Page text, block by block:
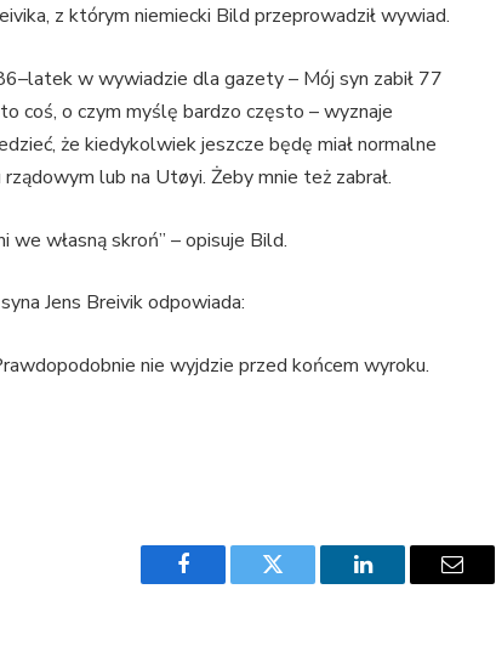
z którym niemiecki Bild przeprowadził wywiad.
w wywiadzie dla gazety – Mój syn zabił 77
coś, o czym myślę bardzo często – wyznaje
że kiedykolwiek jeszcze będę miał normalne
lub na Utøyi. Żeby mnie też zabrał.
własną skroń” – opisuje Bild.
Jens Breivik odpowiada:
nie wyjdzie przed końcem wyroku.
Facebook Twitter LinkedIn Email